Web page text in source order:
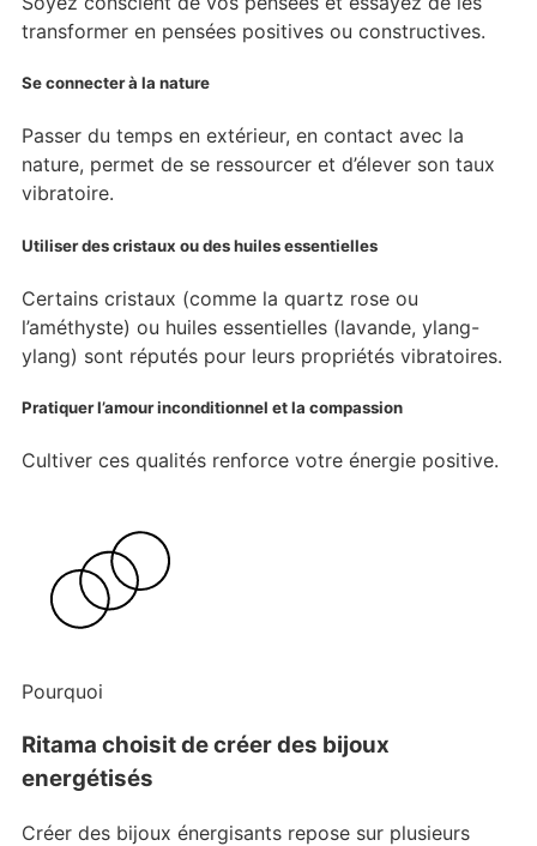
transformer en pensées positives ou constructives.
Se connecter à la nature
Passer du temps en extérieur, en contact avec la
nature, permet de se ressourcer et d’élever son taux
vibratoire.
Utiliser des cristaux ou des huiles essentielles
Certains cristaux (comme la quartz rose ou
l’améthyste) ou huiles essentielles (lavande, ylang-
ylang) sont réputés pour leurs propriétés vibratoires.
Pratiquer l’amour inconditionnel et la compassion
Cultiver ces qualités renforce votre énergie positive.
Pourquoi
Ritama choisit de créer des bijoux
energétisés
Créer des bijoux énergisants repose sur plusieurs